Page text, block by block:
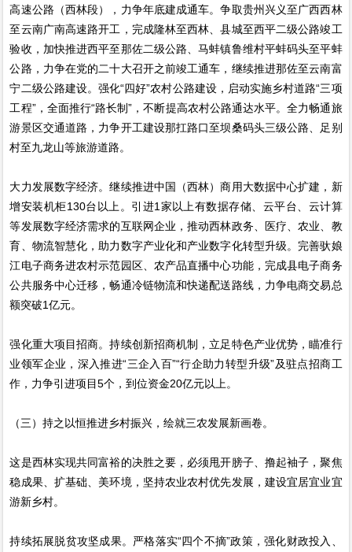
高速公路（西林段），力争年底建成通车。争取贵州兴义至广西西林
至云南广南高速路开工，完成隆林至西林、县城至西平二级公路竣工
验收，加快推进西平至那佐二级公路、马蚌镇鲁维村平蚌码头至平蚌
公路，力争在党的二十大召开之前竣工通车，继续推进那佐至云南富
宁二级公路建设。强化“四好”农村公路建设，启动实施乡村道路“三项
工程”，全面推行“路长制”，不断提高农村公路通达水平。全力畅通旅
游景区交通道路，力争开工建设那扛路口至坝桑码头三级公路、足别
村至九龙山等旅游道路。
大力发展数字经济。继续推进中国（西林）商用大数据中心扩建，新
增安装机柜130台以上。引进1家以上有数据存储、云平台、云计算
等发展数字经济需求的互联网企业，推动西林政务、医疗、农业、教
育、物流智慧化，助力数字产业化和产业数字化转型升级。完善驮娘
江电子商务进农村示范园区、农产品直播中心功能，完成县电子商务
公共服务中心迁移，畅通冷链物流和快递配送路线，力争电商交易总
额突破1亿元。
强化重大项目招商。持续创新招商机制，立足特色产业优势，瞄准行
业领军企业，深入推进“三企入百”“行企助力转型升级”及驻点招商工
作，力争引进项目5个，到位资金20亿元以上。
（三）持之以恒推进乡村振兴，绘就三农发展新画卷。
这是西林实现共同富裕的决胜之要，必须甩开膀子、撸起袖子，聚焦
稳成果、扩基础、美环境，坚持农业农村优先发展，建设宜居宜业宜
游新乡村。
持续拓展脱贫攻坚成果。严格落实“四个不摘”政策，强化财政投入、